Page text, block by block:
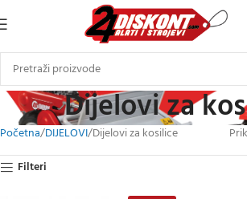
Dijelovi za
Početna DIJELOVI Dijelovi za kosilice
Filteri